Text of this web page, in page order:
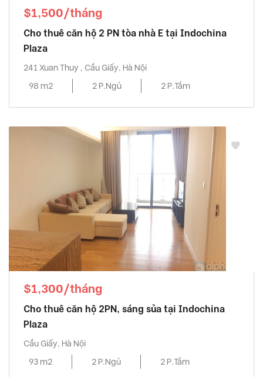
$1,500/tháng
Cho thuê căn hộ 2 PN tòa nhà E tại Indochina
Plaza
241 Xuan Thuy , Cầu Giấy, Hà Nội
98 m2
2 P.Ngủ 2 P.Tắm
$1,300/tháng
Cho thuê căn hộ 2PN, sáng sủa tại Indochina
Plaza
Cầu Giấy, Hà Nội
93 m2
2 P.Ngủ 2 P.Tắm